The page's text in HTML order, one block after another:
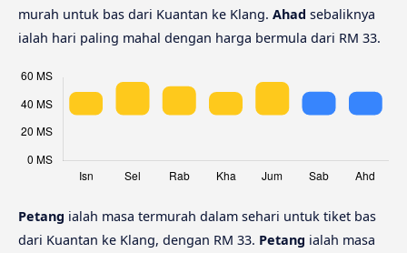
murah untuk bas dari Kuantan ke Klang. Ahad sebaliknya
ialah hari paling mahal dengan harga bermula dari RM 33.
Petang ialah masa termurah dalam sehari untuk tiket bas
dari Kuantan ke Klang, dengan RM 33. Petang ialah masa